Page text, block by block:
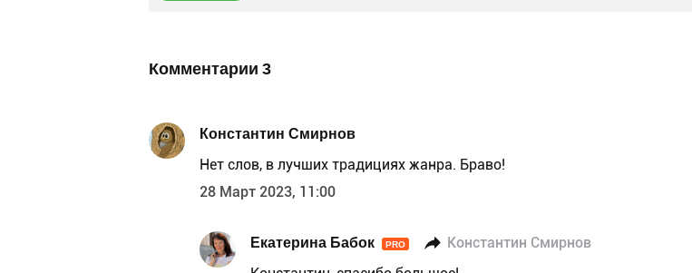
Комментарии 3
Константин Смирнов
Нет слов, в лучших традициях жанра. Браво!
28 Март 2023, 11:00
Екатерина Бабок PRO Константин Смирнов